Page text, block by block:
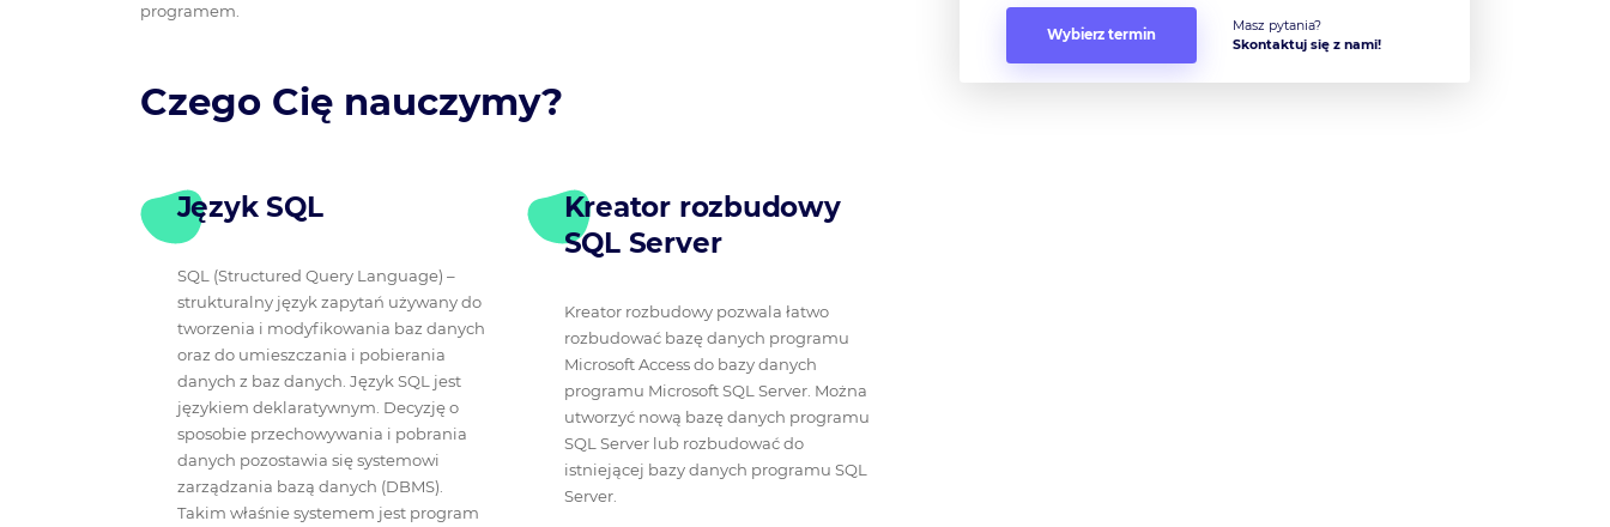
programem.
Czego Cię nauczymy?
Język SQL
SQL (Structured Query Language) –
strukturalny język zapytań używany do
tworzenia i modyfikowania baz danych
oraz do umieszczania i pobierania
danych z baz danych. Język SQL jest
językiem deklaratywnym. Decyzję o
sposobie przechowywania i pobrania
danych pozostawia się systemowi
zarządzania bazą danych (DBMS).
Takim właśnie systemem jest program
Kreator rozbudowy
SQL Server
Kreator rozbudowy pozwala łatwo
rozbudować bazę danych programu
Microsoft Access do bazy danych
programu Microsoft SQL Server. Można
utworzyć nową bazę danych programu
SQL Server lub rozbudować do
istniejącej bazy danych programu SQL
Server.
Wybierz termin
Masz pytania?
Skontaktuj się z nami!